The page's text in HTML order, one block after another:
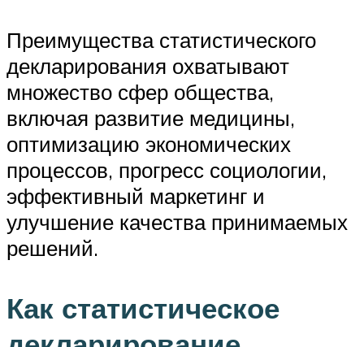
Преимущества статистического
декларирования охватывают
множество сфер общества,
включая развитие медицины,
оптимизацию экономических
процессов, прогресс социологии,
эффективный маркетинг и
улучшение качества принимаемых
решений.
Как статистическое